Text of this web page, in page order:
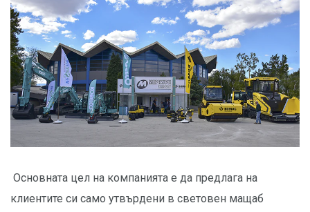
Основната цел на компанията е да предлага на
клиентите си само утвърдени в световен мащаб